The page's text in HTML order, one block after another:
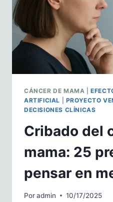
NO
AL
REVÉS
CÁNCER DE MAMA |
ARTIFICIAL
PROYECTO
DECISIONES CLÍNICAS
Cribado del
mama: 25
pensar en
Poradmin 10/17/2025